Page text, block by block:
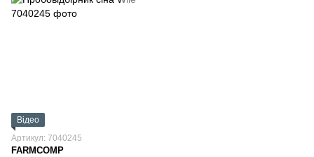
Відео
Артикул: 7040245
FARMCOMP